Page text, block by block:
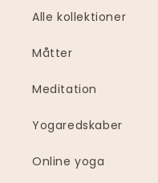
Alle kollektioner
Måtter
Meditation
Yogaredskaber
Online yoga